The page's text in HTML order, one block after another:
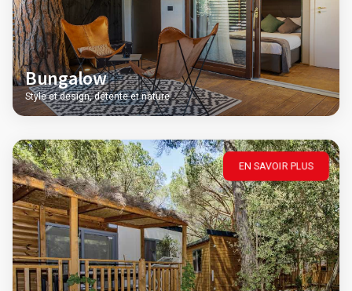
Bungalow
Style et design, détente et nature
EN SAVOIR PLUS